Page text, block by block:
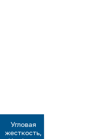
Угловая
жесткость,